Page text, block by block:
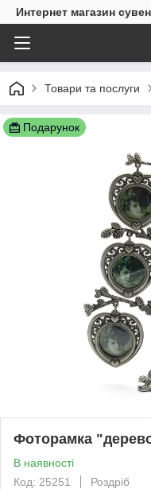
Интернет магазин
Товари та послуги
Подарунок
Фоторамка
В наявності
Код: 25251
Роздріб